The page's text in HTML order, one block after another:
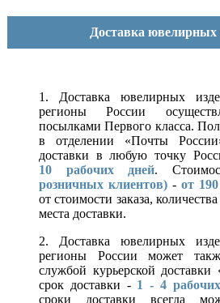
Доставка ювелирных
1. Доставка ювелирных
регионы России
посылками Первого класса.
в отделении «Почты
доставки в любую точку
10 рабочих дней.
розничных клиентов)- от
от стоимости заказа,
места доставки.
2. Доставка ювелирных
регионы России может
службой курьерской
срок доставки - 1 - 4
сроки доставки всегда